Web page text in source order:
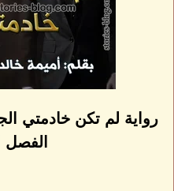
رواية لم تكن خادمتي